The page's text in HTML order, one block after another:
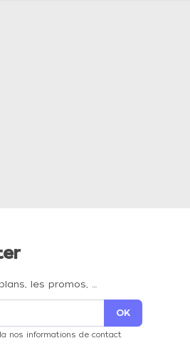
les promos, …
nos informations de contact